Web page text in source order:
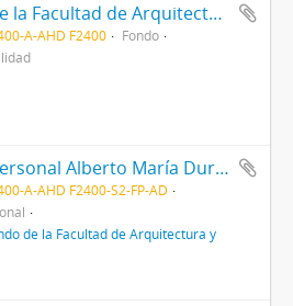
Fondo de la Facultad de Arquitectura y Urbanismo
A-AHD F2400
Fondo
Fondo Personal Alberto María Durante
A-AHD F2400-S2-FP-AD
de la Facultad de Arquitectura y